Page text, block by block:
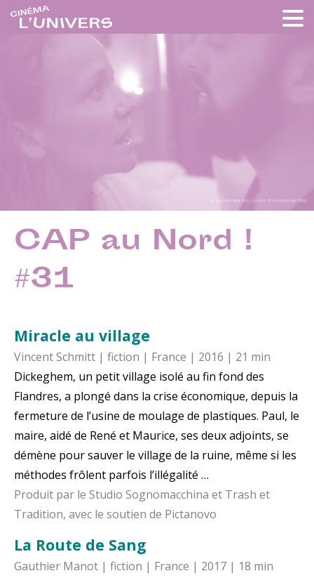
CAP au Nord !
#31
Miracle au village
Vincent Schmitt | fiction | France | 2016 | 21 min
Dickeghem, un petit village isolé au fin fond des
Flandres, a plongé dans la crise économique, depuis la
fermeture de l’usine de moulage de plastiques. Paul, le
maire, aidé de René et Maurice, ses deux adjoints, se
démène pour sauver le village de la ruine, même si les
méthodes frôlent parfois l’illégalité …
Produit par le Studio Sognomacchina et Trash et
Tradition, avec le soutien de Pictanovo
La Route de Sang
Gauthier Manot | fiction | France | 2017 | 18 min